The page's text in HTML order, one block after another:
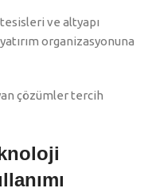
ve altyapı
organizasyonuna
çözümler tercih